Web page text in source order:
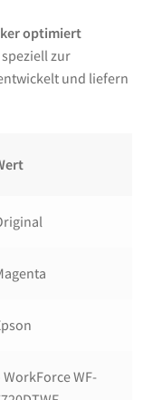
optimiert
zur
und liefern
WorkForce WF-